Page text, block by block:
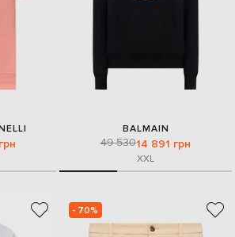
BALMAIN
49 53014 891 грн
XXL
- 70%